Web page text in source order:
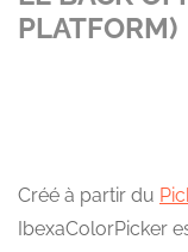
PLATFORM)
Créé à partir du
IbexaColorPicker